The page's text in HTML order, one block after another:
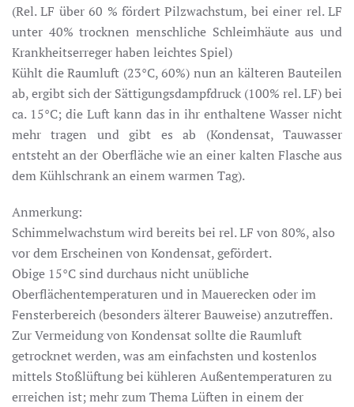
(Rel. LF über 60 % fördert Pilzwachstum, bei einer rel. LF
unter 40% trocknen menschliche Schleimhäute aus und
Krankheitserreger haben leichtes Spiel)
Kühlt die Raumluft (23°C, 60%) nun an kälteren Bauteilen
ab, ergibt sich der Sättigungsdampfdruck (100% rel. LF) bei
ca. 15°C; die Luft kann das in ihr enthaltene Wasser nicht
mehr tragen und gibt es ab (Kondensat, Tauwasser
entsteht an der Oberfläche wie an einer kalten Flasche aus
dem Kühlschrank an einem warmen Tag).
Anmerkung:
Schimmelwachstum wird bereits bei rel. LF von 80%, also
vor dem Erscheinen von Kondensat, gefördert.
Obige 15°C sind durchaus nicht unübliche
Oberflächentemperaturen und in Mauerecken oder im
Fensterbereich (besonders älterer Bauweise) anzutreffen.
Zur Vermeidung von Kondensat sollte die Raumluft
getrocknet werden, was am einfachsten und kostenlos
mittels Stoßlüftung bei kühleren Außentemperaturen zu
erreichen ist; mehr zum Thema Lüften in einem der